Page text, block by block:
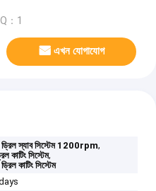
：1
এখন যোগাযোগ
ড্রিল স্যাব সিস্টেম 1200rpm,
কাটিং সিস্টেম,
ড্রিল কাটিং সিস্টেম